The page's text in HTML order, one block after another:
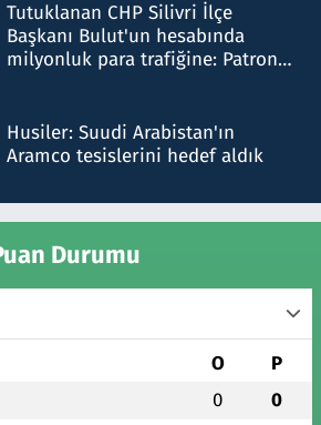
Tutuklanan CHP Silivri İlçe
Başkanı Bulut'un hesabında
milyonluk para trafiğine: Patron
Husiler: Suudi Arabistan'ın
Aramco tesislerini hedef aldık
Durumu
O P
0 0